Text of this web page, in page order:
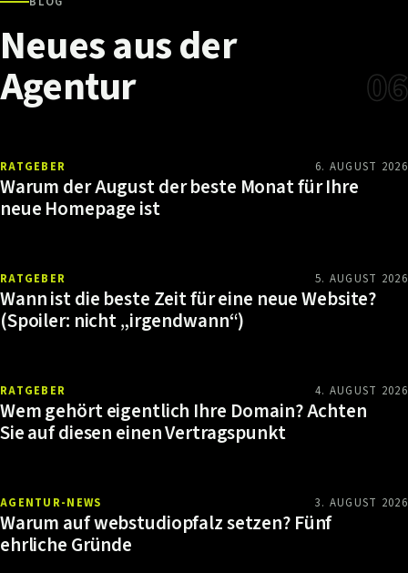
Neuesausder
Agentur 06
RATGEBER 6. AUGUST 2026
Warum der August der beste Monat für Ihre
neue Homepage ist
RATGEBER 5. AUGUST 2026
Wann ist die beste Zeit für eine neue Website?
(Spoiler: nicht „irgendwann“)
RATGEBER 4. AUGUST 2026
Wem gehört eigentlich Ihre Domain? Achten
Sie auf diesen einen Vertragspunkt
AGENTUR-NEWS 3. AUGUST 2026
Warum auf webstudiopfalz setzen? Fünf
ehrliche Gründe